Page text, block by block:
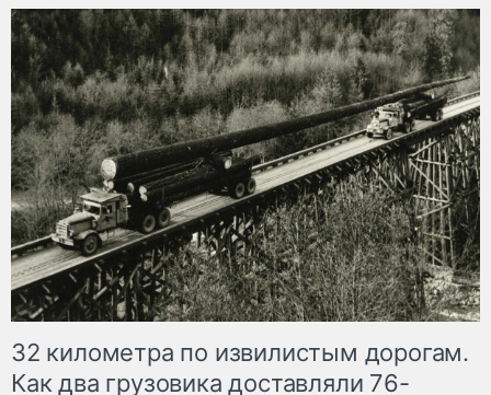
32 километра по извилистым дорогам.
Как два грузовика доставляли 76-